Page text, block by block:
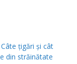
țigări și cât
din străinătate